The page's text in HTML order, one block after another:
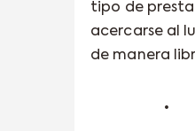
tipo de
acercarse al
de manera